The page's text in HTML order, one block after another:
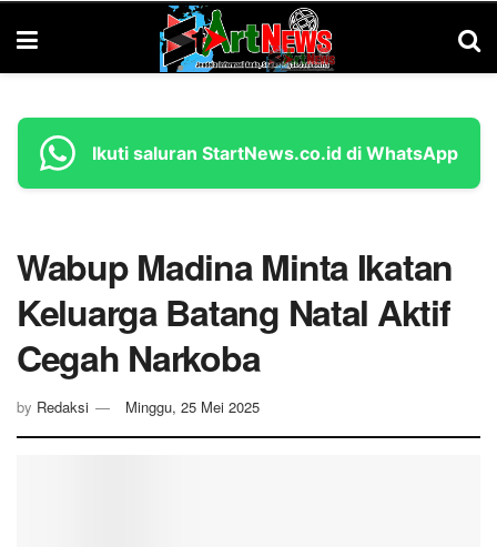
Ikuti saluran StartNews.co.id di WhatsApp
Wabup Madina Minta Ikatan
Keluarga Batang Natal Aktif
Cegah Narkoba
by Redaksi Minggu, 25 Mei 2025